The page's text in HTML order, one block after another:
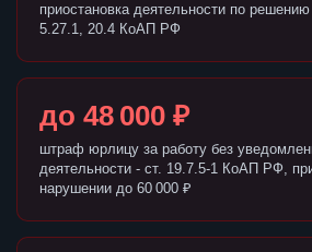
приостановка деятельности по
5.27.1, 20.4 КоАП РФ
до 48 000 ₽
штраф юрлицу за работу без
деятельности - ст. 19.7.5-1 КоАП РФ,
нарушении до 60 000 ₽